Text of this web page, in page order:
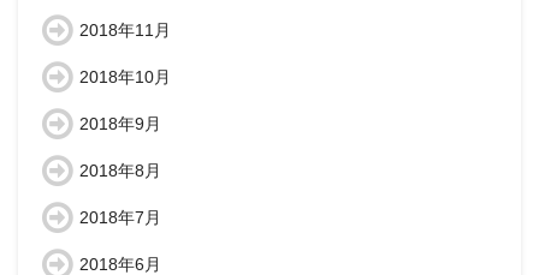
2018年11月
2018年10月
2018年9月
2018年8月
2018年7月
2018年6月